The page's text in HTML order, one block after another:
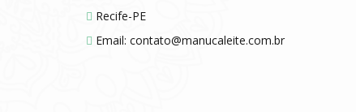
Recife-PE
Email: contato@manucaleite.com.br